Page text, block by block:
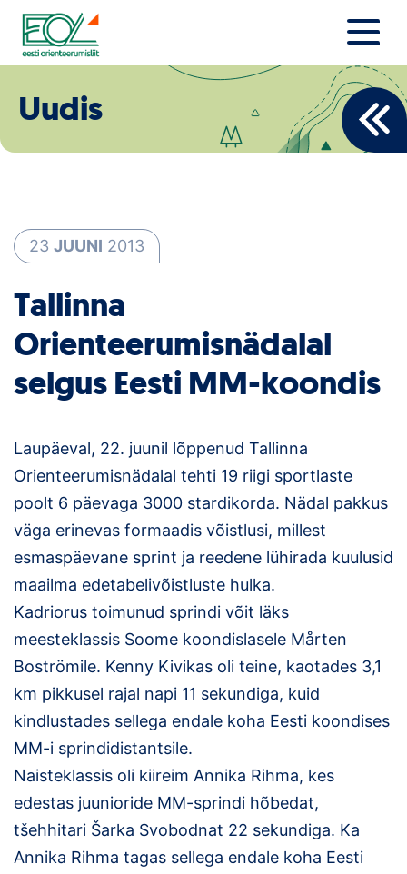
Liigu
sisu
juurde
Estonian Orienteering Federation
Kontakt
EOL
Galerii
Kaardid
Koondised
Tule klubisse!
Tulemused
Dokumendid
Klubid
Uudis
23 JUUNI 2013
Tallinna
Orienteerumisnädalal
selgus Eesti MM-koondis
Laupäeval, 22. juunil lõppenud Tallinna
Orienteerumisnädalal tehti 19 riigi sportlaste
poolt 6 päevaga 3000 stardikorda. Nädal pakkus
väga erinevas formaadis võistlusi, millest
esmaspäevane sprint ja reedene lühirada kuulusid
maailma edetabelivõistluste hulka.
Kadriorus toimunud sprindi võit läks
meesteklassis Soome koondislasele Mårten
Boströmile. Kenny Kivikas oli teine, kaotades 3,1
km pikkusel rajal napi 11 sekundiga, kuid
kindlustades sellega endale koha Eesti koondises
MM-i sprindidistantsile.
Naisteklassis oli kiireim Annika Rihma, kes
edestas juunioride MM-sprindi hõbedat,
tšehhitari Šarka Svobodnat 22 sekundiga. Ka
Annika Rihma tagas sellega endale koha Eesti